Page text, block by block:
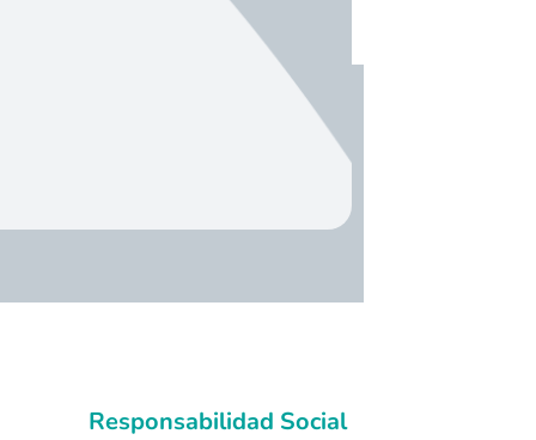
Responsabilidad Social